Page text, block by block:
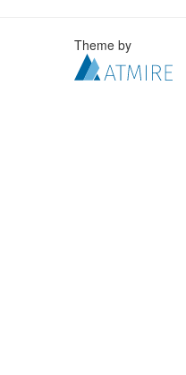
Theme by